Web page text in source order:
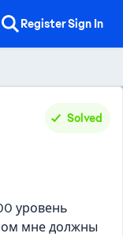
RegisterSign In
Solved
уровень
мне должны